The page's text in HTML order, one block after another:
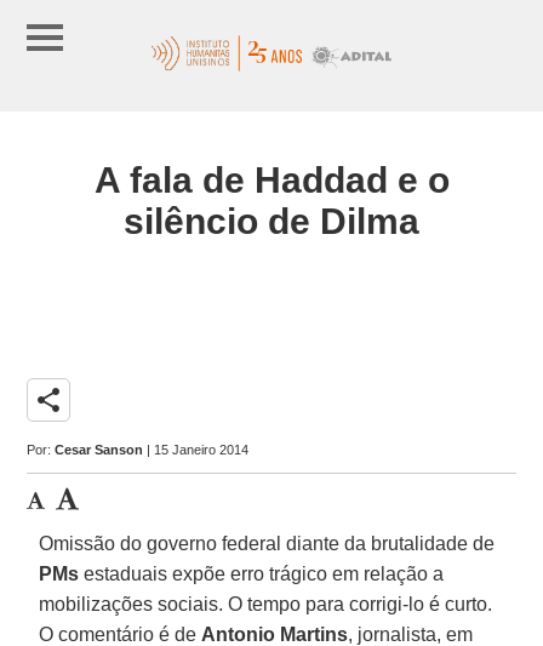
A fala de Haddad e o
silêncio de Dilma
share
Por:Cesar Sanson | 15 Janeiro 2014
Omissão do governo federal diante da brutalidade de
PMs estaduais expõe erro trágico em relação a
mobilizações sociais. O tempo para corrigi-lo é curto.
O comentário é de Antonio Martins, jornalista, em